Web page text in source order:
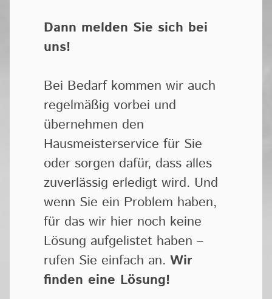
Dann melden Sie sich bei
uns!
Bei Bedarf kommen wir auch
regelmäßig vorbei und
übernehmen den
Hausmeisterservice für Sie
oder sorgen dafür, dass alles
zuverlässig erledigt wird. Und
wenn Sie ein Problem haben,
für das wir hier noch keine
Lösung aufgelistet haben –
rufen Sie einfach an. Wir
finden eine Lösung!